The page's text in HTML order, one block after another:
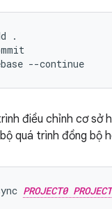
.
--continue
điều chỉnh cơ sở
quá trình đồng bộ
PROJECT0